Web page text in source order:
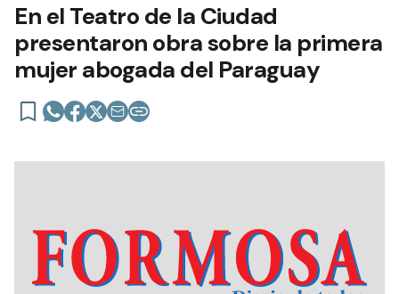
En el Teatro de la Ciudad
presentaron obra sobre la primera
mujer abogada del Paraguay